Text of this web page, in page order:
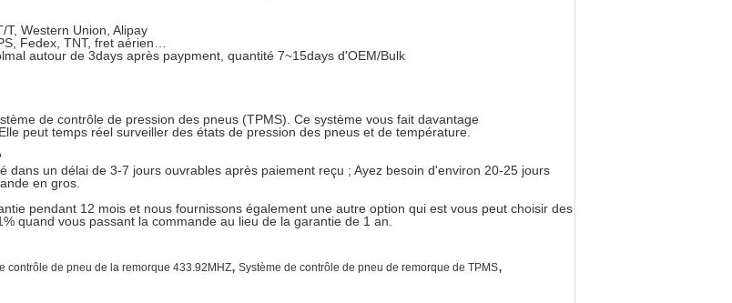
T, Western Union, Alipay
Fedex, TNT, fret aérien…
autour de 3days après paypment, quantité 7~15days d'OEM/Bulk
de contrôle de pression des pneus (TPMS). Ce système vous fait davantage
peut temps réel surveiller des états de pression des pneus et de température.
dans un délai de 3-7 jours ouvrables après paiement reçu ; Ayez besoin d'environ 20-25 jours
en gros.
pendant 12 mois et nous fournissons également une autre option qui est vous peut choisir des
quand vous passant la commande au lieu de la garantie de 1 an.
contrôle de pneu de la remorque 433.92MHZ, Système de contrôle de pneu de remorque de TPMS,